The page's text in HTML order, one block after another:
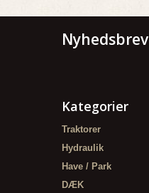
Nyhedsbrev
Kategorier
Traktorer
Hydraulik
Have / Park
DÆK